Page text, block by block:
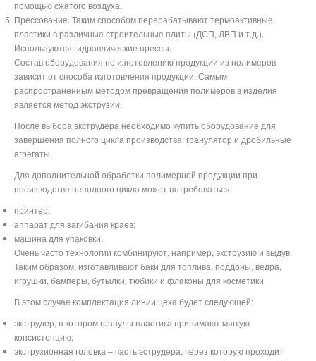
помощью сжатого воздуха.
Прессование. Таким способом перерабатывают термоактивные
пластики в различные строительные плиты (ДСП, ДВП и т.д.).
Используются гидравлические прессы.
Состав оборудования по изготовлению продукции из полимеров
зависит от способа изготовления продукции. Самым
распространенным методом превращения полимеров в изделия
является метод экструзии.
После выбора экструдера необходимо купить оборудование для
завершения полного цикла производства: гранулятор и дробильные
агрегаты.
Для дополнительной обработки полимерной продукции при
производстве неполного цикла может потребоваться:
принтер;
аппарат для загибания краев;
машина для упаковки.
Очень часто технологии комбинируют, например, экструзию и выдув.
Таким образом, изготавливают баки для топлива, поддоны, ведра,
игрушки, бамперы, бутылки, тюбики и флаконы для косметики.
В этом случае комплектация линии цеха будет следующей:
экструдер, в котором гранулы пластика принимают мягкую
консистенцию;
экструзионная головка – часть эструдера, через которую проходит